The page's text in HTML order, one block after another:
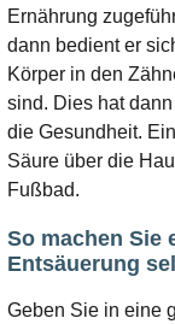
Ernährung
dann bedient er
Körper in den
sind. Dies hat
die Gesundheit.
Säure über die
Fußbad.
So machen Sie
Entsäuerung
Geben Sie in eine